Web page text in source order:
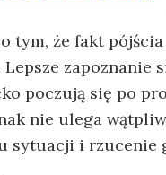
tym, że fakt
zapoznanie
poczują się po
nie ulega
sytuacji i rzucenie